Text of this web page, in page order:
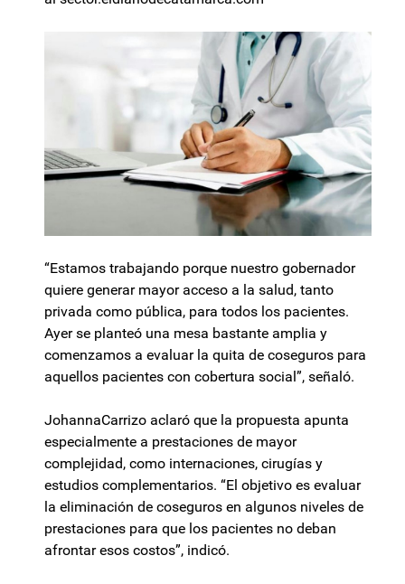
“Estamos trabajando porque nuestro gobernador
quiere generar mayor acceso a la salud, tanto
privada como pública, para todos los pacientes.
Ayer se planteó una mesa bastante amplia y
comenzamos a evaluar la quita de coseguros para
aquellos pacientes con cobertura social”, señaló.
JohannaCarrizo aclaró que la propuesta apunta
especialmente a prestaciones de mayor
complejidad, como internaciones, cirugías y
estudios complementarios. “El objetivo es evaluar
la eliminación de coseguros en algunos niveles de
prestaciones para que los pacientes no deban
afrontar esos costos”, indicó.